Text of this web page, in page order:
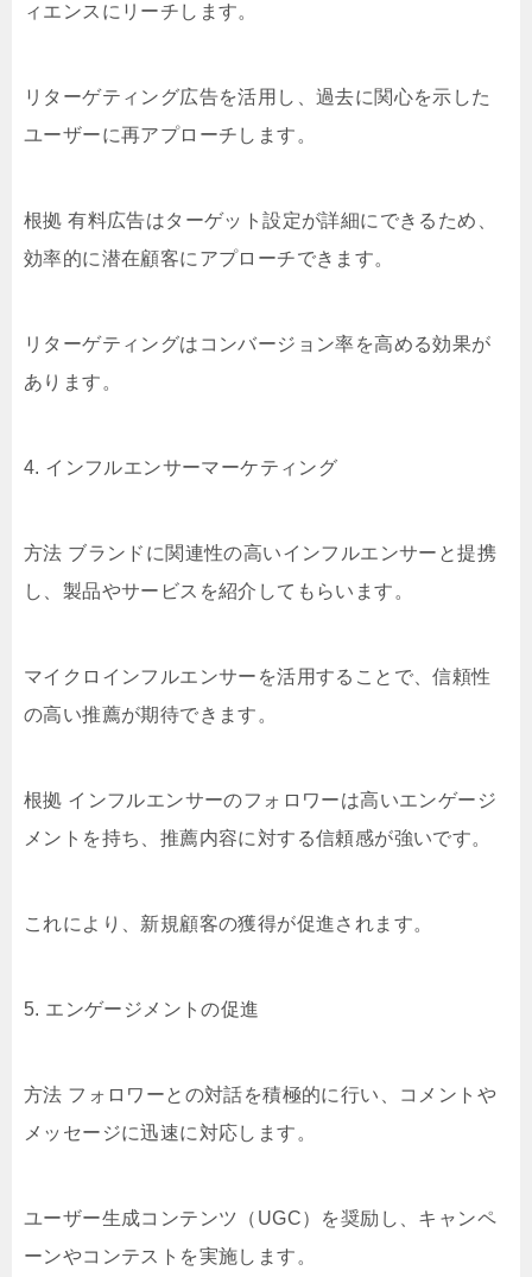
ィエンスにリーチします。
リターゲティング広告を活用し、過去に関心を示した
ユーザーに再アプローチします。
根拠 有料広告はターゲット設定が詳細にできるため、
効率的に潜在顧客にアプローチできます。
リターゲティングはコンバージョン率を高める効果が
あります。
4. インフルエンサーマーケティング
方法 ブランドに関連性の高いインフルエンサーと提携
し、製品やサービスを紹介してもらいます。
マイクロインフルエンサーを活用することで、信頼性
の高い推薦が期待できます。
根拠 インフルエンサーのフォロワーは高いエンゲージ
メントを持ち、推薦内容に対する信頼感が強いです。
これにより、新規顧客の獲得が促進されます。
5. エンゲージメントの促進
方法 フォロワーとの対話を積極的に行い、コメントや
メッセージに迅速に対応します。
ユーザー生成コンテンツ（UGC）を奨励し、キャンペ
ーンやコンテストを実施します。